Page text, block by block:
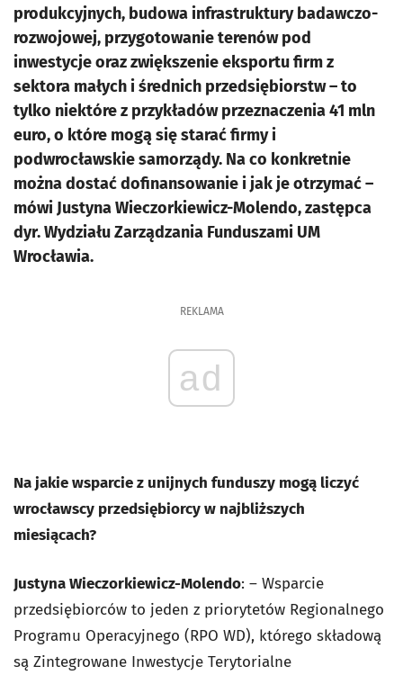
produkcyjnych, budowa infrastruktury badawczo-
rozwojowej, przygotowanie terenów pod
inwestycje oraz zwiększenie eksportu firm z
sektora małych i średnich przedsiębiorstw – to
tylko niektóre z przykładów przeznaczenia 41 mln
euro, o które mogą się starać firmy i
podwrocławskie samorządy. Na co konkretnie
można dostać dofinansowanie i jak je otrzymać –
mówi Justyna Wieczorkiewicz-Molendo, zastępca
dyr. Wydziału Zarządzania Funduszami UM
Wrocławia.
REKLAMA
ad
Na jakie wsparcie z unijnych funduszy mogą liczyć
wrocławscy przedsiębiorcy w najbliższych
miesiącach?
Justyna Wieczorkiewicz-Molendo: – Wsparcie
przedsiębiorców to jeden z priorytetów Regionalnego
Programu Operacyjnego (RPO WD), którego składową
są Zintegrowane Inwestycje Terytorialne